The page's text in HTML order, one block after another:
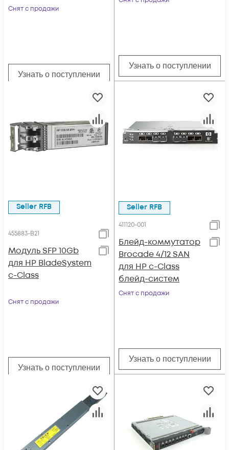
48GB DRAM,
Снят с продажи
Узнать о поступлении
Узнать о поступлении
Seller RFB
455883-B21
Модуль SFP 10Gb
для HP BladeSystem
c-Class
Снят с продажи
Узнать о поступлении
Seller RFB
411120-001
Блейд-коммутатор
Brocade 4/12 SAN
для HP c-Class
блейд-систем
Снят с продажи
Узнать о поступлении